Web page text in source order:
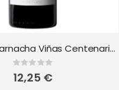
Particular Garnacha Viñas Centenarias
Rating:
0%
12,25 €